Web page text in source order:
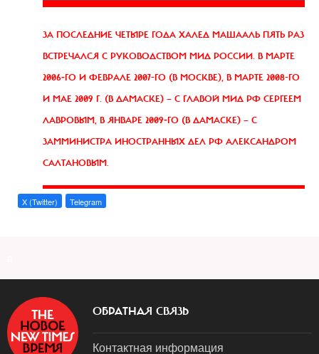
ЗА ПОСЛЕДНИЕ ЧЕТЫРЕ ГОДА ХАЛЕД МАШААЛЬ ПЯТЬ РАЗ
ВСТРЕЧАЛСЯ С РУКОВОДСТВОМ МИД РОССИИ. В МАРТЕ
2006‑ГО И ФЕВРАЛЕ 2007-ГО (В МОСКВЕ), В МАРТЕ 2008-ГО
И МАЕ 2009 Г. (В ДАМАСКЕ) — С ГЛАВОЙ МИД РФ СЕРГЕЕМ
ЛАВРОВЫМ, В ЯНВАРЕ 2009‑ГО (В ДАМАСКЕ) — С
ЗАММИНИСТРА ИНОСТРАННЫХ ДЕЛ РФ АЛЕКСАНДРОМ
САЛТАНОВЫМ.
X (Twitter) Telegram
ОБРАТНАЯ СВЯЗЬ
Контактная информация